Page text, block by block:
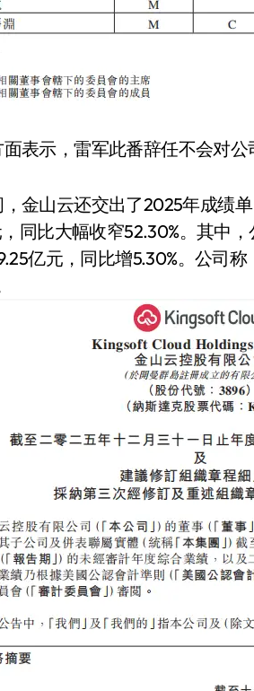
表示，雷军此番辞任不会对公
金山云还交出了2025年成绩
同比大幅收窄52.30%。其中
亿元，同比增5.30%。公司